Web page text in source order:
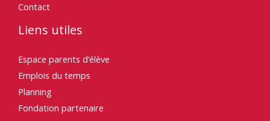
Contact
Liens utiles
Espace parents d’élève
Emplois du temps
Planning
Fondation partenaire